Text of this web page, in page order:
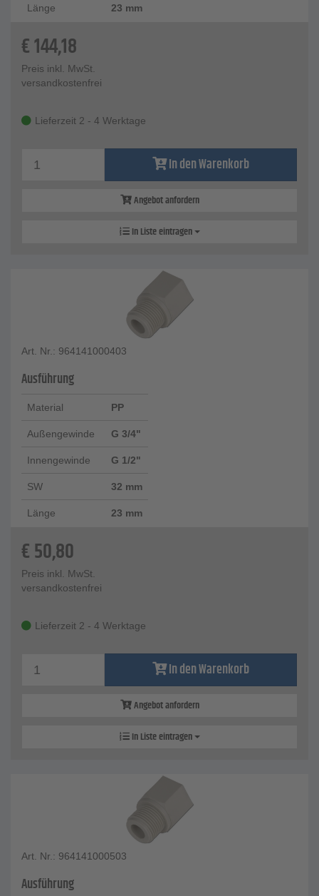
Länge 23 mm
€144,18
Preis inkl. MwSt.
versandkostenfrei
Lieferzeit 2 - 4 Werktage
In den Warenkorb
Angebot anfordern
In Liste eintragen
Art. Nr.: 964141000403
Ausführung
Material PP
Außengewinde G 3/4"
Innengewinde G 1/2"
SW 32 mm
Länge 23 mm
€50,80
Preis inkl. MwSt.
versandkostenfrei
Lieferzeit 2 - 4 Werktage
In den Warenkorb
Angebot anfordern
In Liste eintragen
Art. Nr.: 964141000503
Ausführung